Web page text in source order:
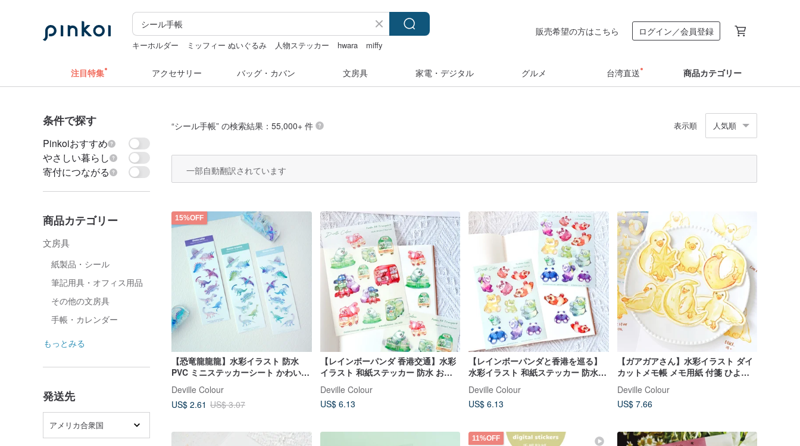
キーホルダー ミッフィー ぬいぐるみ 人物ステッカー hwara
miffy
販売希望の方はこちら ログイン／会員登録
注目特集 アクセサリー バッグ・カバン 文房具 家電・デジタル グルメ 台湾直送 商品カテゴリー
条件で探す
Pinkoiおすすめ
やさしい暮らし
寄付につながる
商品カテゴリー
文房具
紙製品・シール
筆記用具・オフィス用品
その他の文房具
手帳・カレンダー
もっとみる
発送先
アメリカ合衆国
“シール手帳” の検索結果：55,000+ 件 表示順 人気順
一部自動翻訳されています
15%OFF
【恐竜龍龍龍】水彩イラスト 防水
PVC ミニステッカーシート かわいい
Deville Colour
US$ 2.61 US$ 3.07
【レインボーパンダ 香港交通】水彩
イラスト 和紙ステッカー 防水 お土
Deville Colour
US$ 6.13
【レインボーパンダと香港を巡る】
水彩イラスト 和紙ステッカー 防水
Deville Colour
US$ 6.13
【ガアガアさん】水彩イラスト ダイ
カットメモ帳 メモ用紙 付箋 ひよこ
Deville Colour
US$ 7.66
11%OFF